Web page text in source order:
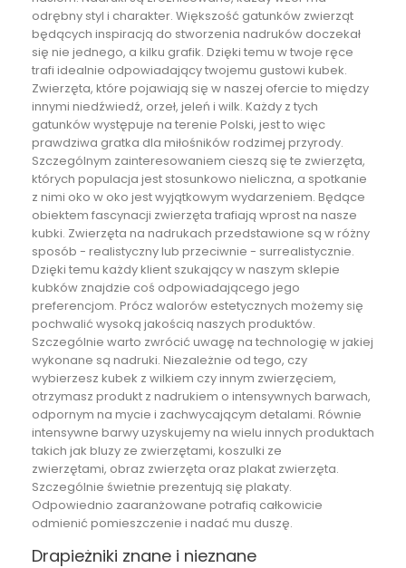
odrębny styl i charakter. Większość gatunków zwierząt
będących inspiracją do stworzenia nadruków doczekał
się nie jednego, a kilku grafik. Dzięki temu w twoje ręce
trafi idealnie odpowiadający twojemu gustowi kubek.
Zwierzęta, które pojawiają się w naszej ofercie to między
innymi niedźwiedź, orzeł, jeleń i wilk. Każdy z tych
gatunków występuje na terenie Polski, jest to więc
prawdziwa gratka dla miłośników rodzimej przyrody.
Szczególnym zainteresowaniem cieszą się te zwierzęta,
których populacja jest stosunkowo nieliczna, a spotkanie
z nimi oko w oko jest wyjątkowym wydarzeniem. Będące
obiektem fascynacji zwierzęta trafiają wprost na nasze
kubki. Zwierzęta na nadrukach przedstawione są w różny
sposób - realistyczny lub przeciwnie - surrealistycznie.
Dzięki temu każdy klient szukający w naszym sklepie
kubków znajdzie coś odpowiadającego jego
preferencjom. Prócz walorów estetycznych możemy się
pochwalić wysoką jakością naszych produktów.
Szczególnie warto zwrócić uwagę na technologię w jakiej
wykonane są nadruki. Niezależnie od tego, czy
wybierzesz kubek z wilkiem czy innym zwierzęciem,
otrzymasz produkt z nadrukiem o intensywnych barwach,
odpornym na mycie i zachwycającym detalami. Równie
intensywne barwy uzyskujemy na wielu innych produktach
takich jak bluzy ze zwierzętami, koszulki ze
zwierzętami, obraz zwierzęta oraz plakat zwierzęta.
Szczególnie świetnie prezentują się plakaty.
Odpowiednio zaaranżowane potrafią całkowicie
odmienić pomieszczenie i nadać mu duszę.
Drapieżniki znane i nieznane